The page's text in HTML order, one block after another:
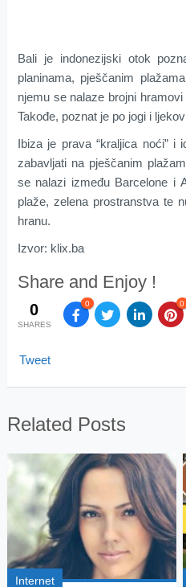
Bali je indonezijski otok
planinama, pješčanim
njemu se nalaze brojni
Takođe, poznat je po jogi i
Ibiza je prava “kraljica noći” i
zabavljati na pješčanim
se nalazi između Barcelone i
plaže, zelena prostranstva te
hranu.
Izvor: klix.ba
Share and Enjoy !
0
SHARES
0 0
Tweet
Related Posts
Internet